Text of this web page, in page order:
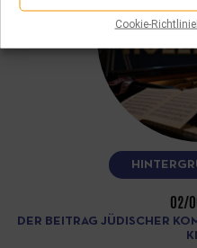
Cookie-Richtlinie
02/
DER BEITRAG JÜDISCHER